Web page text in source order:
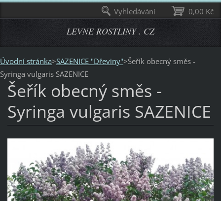
LEVNE ROSTLINY . CZ
Úvodní stránka>SAZENICE "Dřeviny">Šeřík obecný směs -
Syringa vulgaris SAZENICE
Šeřík obecný směs -
Syringa vulgaris SAZENICE
0,00 Kč
Vyhledávání